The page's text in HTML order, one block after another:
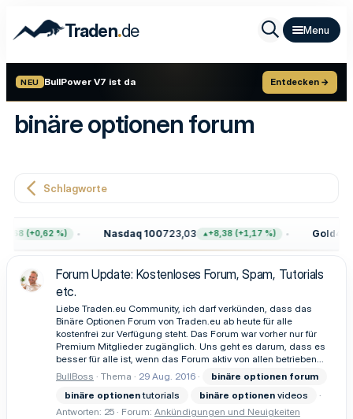
Traden.de
NEU BullPower V7 ist da Entdecken →
binäre optionen forum
Schlagworte
(+0,62 %) Nasdaq 100723,03 +8,38 (+1,17 %) Gold
Forum Update: Kostenloses Forum, Spam, Tutorials
etc.
Liebe Traden.eu Community, ich darf verkünden, dass das
Binäre Optionen Forum von Traden.eu ab heute für alle
kostenfrei zur Verfügung steht. Das Forum war vorher nur für
Premium Mitglieder zugänglich. Uns geht es darum, dass es
besser für alle ist, wenn das Forum aktiv von allen betrieben...
BullBoss
Thema 29 Aug. 2016 binäre optionen forum
binäre optionentutorials binäre optionen videos
Antworten: 25
Forum: Ankündigungen und Neuigkeiten